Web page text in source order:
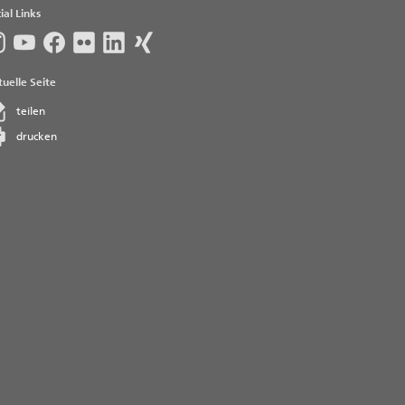
Links
Seite
teilen
drucken